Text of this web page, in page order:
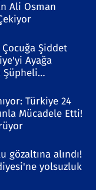
Ali Osman
Şiddet
Ayağa
Şüpheli
Türkiye 24
Mücadele Etti!
gözaltına alındı!
yolsuzluk